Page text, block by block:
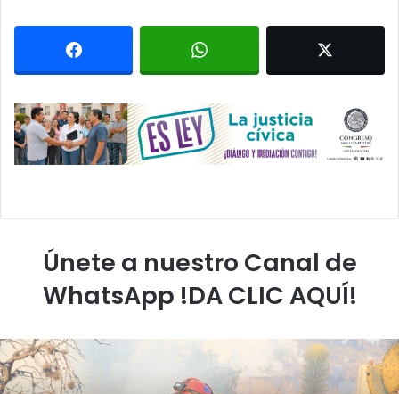
Únete a nuestro Canal de
WhatsApp !DA CLIC AQUÍ!